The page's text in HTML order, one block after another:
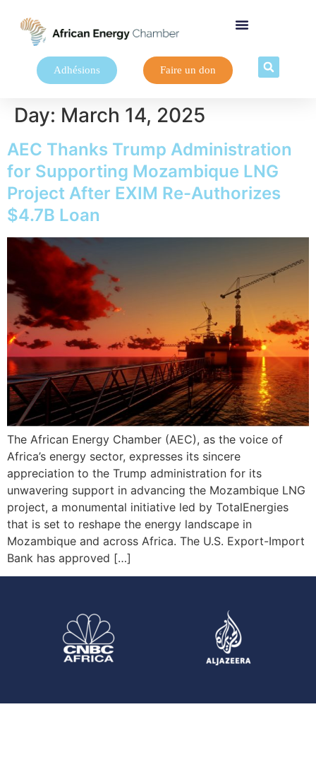
Adhésions Faire un don
Day: March 14, 2025
AEC Thanks Trump Administration
for Supporting Mozambique LNG
Project After EXIM Re-Authorizes
$4.7B Loan
The African Energy Chamber (AEC), as the voice of
Africa’s energy sector, expresses its sincere
appreciation to the Trump administration for its
unwavering support in advancing the Mozambique LNG
project, a monumental initiative led by TotalEnergies
that is set to reshape the energy landscape in
Mozambique and across Africa. The U.S. Export-Import
Bank has approved […]